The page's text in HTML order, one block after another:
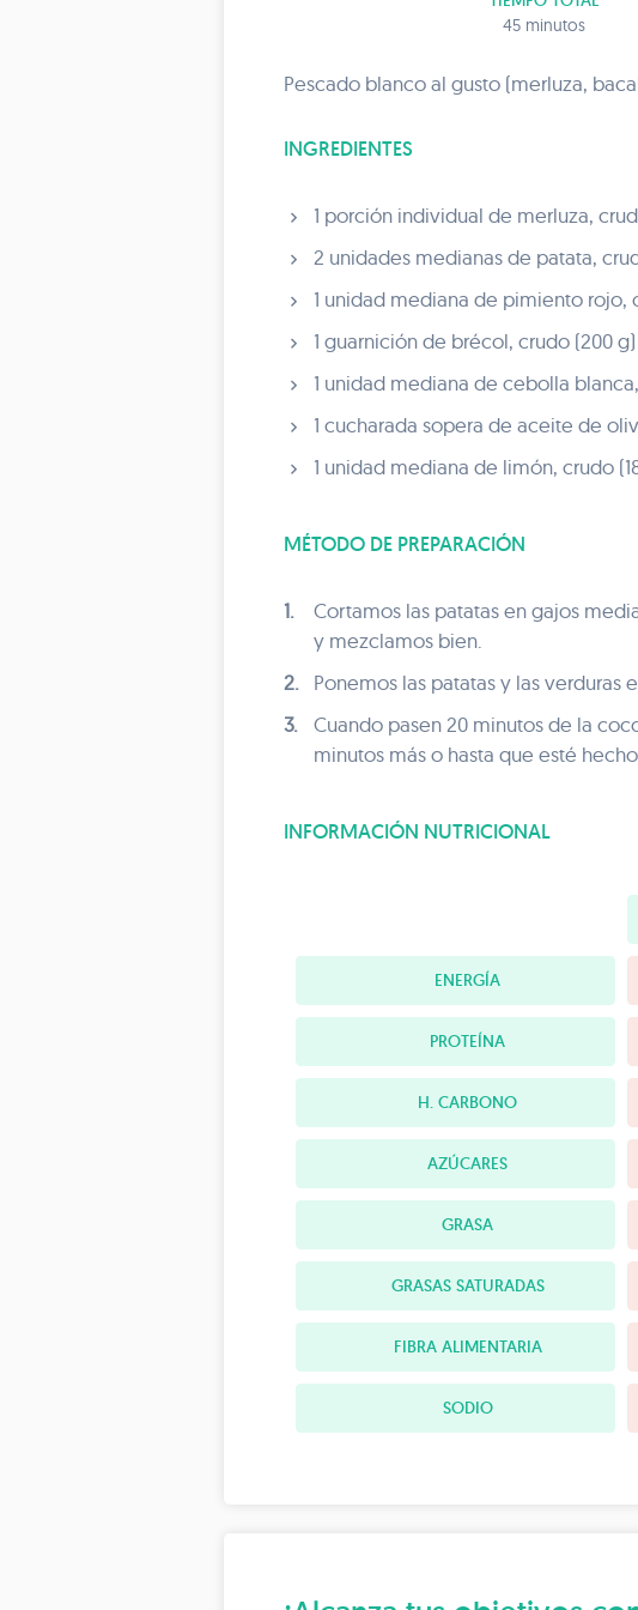
45 minutos
Pescado blanco al gusto (merluza,
INGREDIENTES
1 porción individual de merluza,
2 unidades medianas de patata,
1 unidad mediana de pimiento rojo,
1 guarnición de brécol, crudo (200 g)
1 unidad mediana de cebolla
1 cucharada sopera de aceite de
1 unidad mediana de limón, crudo
MÉTODO DE PREPARACIÓN
1.
Cortamos las patatas en gajos
y mezclamos bien.
2.
Ponemos las patatas y las verduras
3.
Cuando pasen 20 minutos de la
minutos más o hasta que esté
INFORMACIÓN NUTRICIONAL
ENERGÍA
PROTEÍNA
H. CARBONO
AZÚCARES
GRASA
GRASAS SATURADAS
FIBRA ALIMENTARIA
SODIO